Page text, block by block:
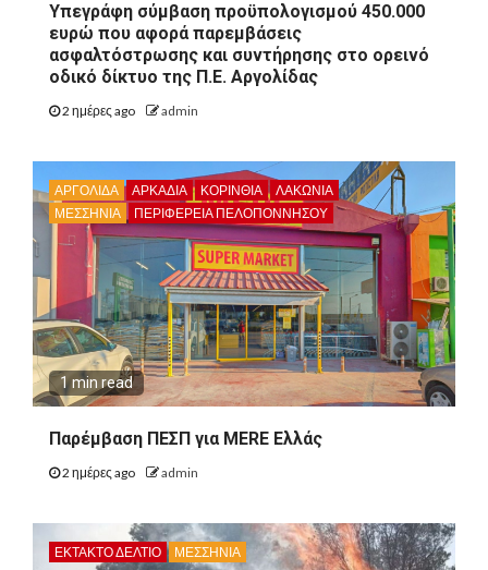
Υπεγράφη σύμβαση προϋπολογισμού 450.000
ευρώ που αφορά παρεμβάσεις
ασφαλτόστρωσης και συντήρησης στο ορεινό
οδικό δίκτυο της Π.Ε. Αργολίδας
2 ημέρες ago admin
ΑΡΓΟΛΙΔΑ ΑΡΚΑΔΊΑ ΚΟΡΙΝΘΊΑ
ΛΑΚΩΝΙΑ
ΜΕΣΣΗΝΙΑ
ΠΕΡΙΦΈΡΕΙΑ ΠΕΛΟΠΟΝΝΉΣΟΥ
1 min read
Παρέμβαση ΠΕΣΠ για MERE Ελλάς
2 ημέρες ago admin
ΕΚΤΑΚΤΟ ΔΕΛΤΙΟ ΜΕΣΣΗΝΙΑ